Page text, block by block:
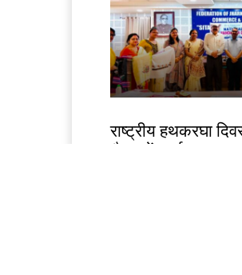
राष्ट्रीय हथकरघा